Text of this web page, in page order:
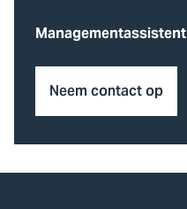
Managementassistent
Neem contact op